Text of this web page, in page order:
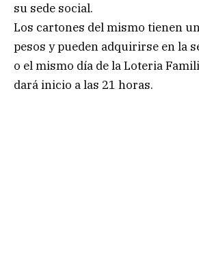
su sede social.
Los cartones del mismo tienen
pesos y pueden adquirirse en la
o el mismo día de la Loteria
dará inicio a las 21 horas.